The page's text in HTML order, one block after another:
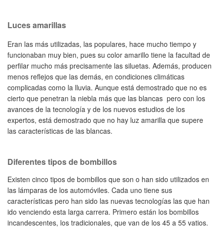
Luces amarillas
Eran las más utilizadas, las populares, hace mucho tiempo y
funcionaban muy bien, pues su color amarillo tiene la facultad de
perfilar mucho más precisamente las siluetas. Además, producen
menos reflejos que las demás, en condiciones climáticas
complicadas como la lluvia. Aunque está demostrado que no es
cierto que penetran la niebla más que las blancas pero con los
avances de la tecnología y de los nuevos estudios de los
expertos, está demostrado que no hay luz amarilla que supere
las características de las blancas.
Diferentes tipos de bombillos
Existen cinco tipos de bombillos que son o han sido utilizados en
las lámparas de los automóviles. Cada uno tiene sus
características pero han sido las nuevas tecnologías las que han
ido venciendo esta larga carrera. Primero están los bombillos
incandescentes, los tradicionales, que van de los 45 a 55 vatios.